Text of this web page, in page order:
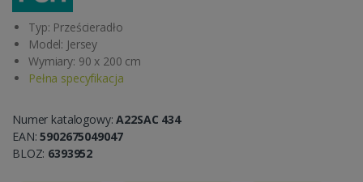
Typ: Prześcieradło
Model: Jersey
Wymiary: 90 x 200 cm
Pełna specyfikacja
Numer katalogowy:A22SAC 434
EAN:5902675049047
BLOZ: 6393952